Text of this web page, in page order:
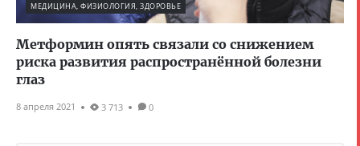
МЕДИЦИНА, ФИЗИОЛОГИЯ, ЗДОРОВЬЕ
Метформин опять связали со снижением
риска развития распространённой болезни
глаз
8 апреля 2021 3 713 0